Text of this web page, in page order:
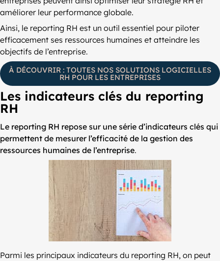
améliorer leur performance globale.
Ainsi, le reporting RH est un outil essentiel pour piloter
efficacement ses ressources humaines et atteindre les
objectifs de l’entreprise.
À DÉCOUVRIR : TOUTES NOS SOLUTIONS LOGICIELLES
RH POUR LES ENTREPRISES
Les indicateurs clés du reporting
RH
Le reporting RH repose sur une série d’indicateurs clés qui
permettent de mesurer l’efficacité de la gestion des
ressources humaines de l’entreprise.
Parmi les principaux indicateurs du reporting RH, on peut